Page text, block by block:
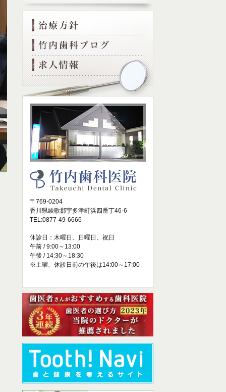
〒769-0204
香川県綾歌郡宇多津町浜四番丁46-6
TEL:0877-49-6666
休診日：木曜日、日曜日、祝日
午前 / 9:00～13:00
午後 / 14:30～18:30
※土曜、休診日前の午後は14:00～17:00